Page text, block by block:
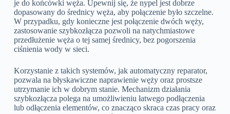
je do końcówki węża. Upewnij się, że nypel jest dobrze
dopasowany do średnicy węża, aby połączenie było szczelne.
W przypadku, gdy konieczne jest połączenie dwóch węży,
zastosowanie szybkozłącza pozwoli na natychmiastowe
przedłużenie węża o tej samej średnicy, bez pogorszenia
ciśnienia wody w sieci.
Korzystanie z takich systemów, jak automatyczny reparator,
pozwala na błyskawiczne naprawienie węży oraz prostsze
utrzymanie ich w dobrym stanie. Mechanizm działania
szybkozłącza polega na umożliwieniu łatwego podłączenia
lub odłączenia elementów, co znacząco skraca czas pracy oraz